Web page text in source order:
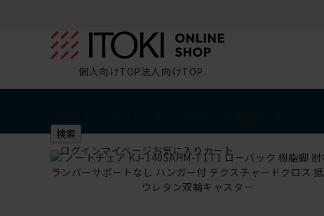
個人向けTOP法人向けTOP
検索
ログインマイページ お気に入り カート